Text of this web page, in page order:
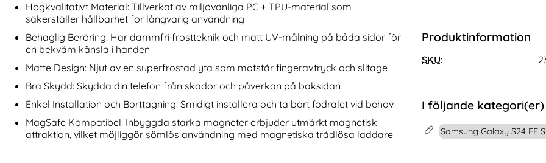
Skärmskydd I Härdat Glas
2-Pack Samsung A57 Linsskydd I
Härdat Glas - Svart
Art. nr 247476
Tillgänglighet:
I lager
Köp
2-Pack Samsung A57 Linsskydd I Härdat Glas - Svart
KHAZNEH Samsung Galaxy S24 FE
Fodral RFID Äkta Läder Svart
Tillgänglighet:
I lager
Köp
KHAZNEH Samsung Galaxy S24 FE Fodral RFID Äkta Läder Svart
View White
tidigare pris
374 kr
Tillgänglighet:
Samsung Galaxy S24 FE
Högkvalitativt Material: Tillverkat av miljövänliga PC + TPU-material som
säkerställer hållbarhet för långvarig användning
Behaglig Beröring: Har dammfri frostteknik och matt UV-målning på båda sidor för
en bekväm känsla i handen
Matte Design: Njut av en superfrostad yta som motstår fingeravtryck och slitage
Bra Skydd: Skydda din telefon från skador och påverkan på baksidan
Enkel Installation och Borttagning: Smidigt installera och ta bort fodralet vid behov
MagSafe Kompatibel: Inbyggda starka magneter erbjuder utmärkt magnetisk
attraktion, vilket möjliggör sömlös användning med magnetiska trådlösa laddare
Produktinformation
SKU:
I följande kategori(er)
Samsung Galaxy S24 FE